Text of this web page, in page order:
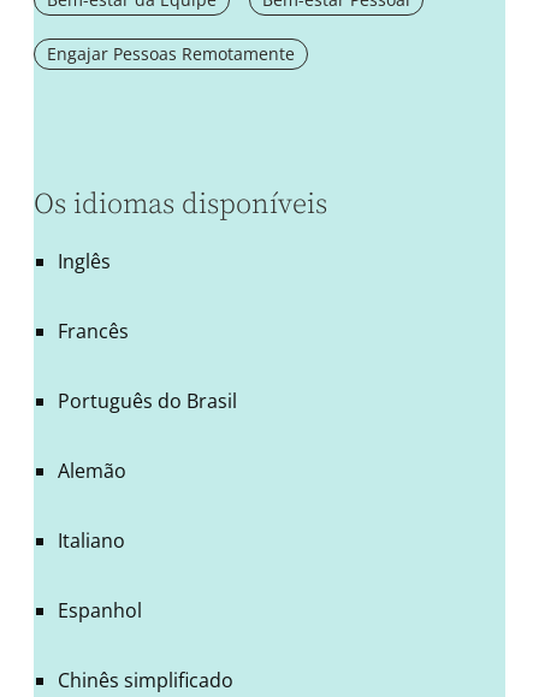
Engajar Pessoas Remotamente
Os idiomas disponíveis
Inglês
Francês
Português do Brasil
Alemão
Italiano
Espanhol
Chinês simplificado